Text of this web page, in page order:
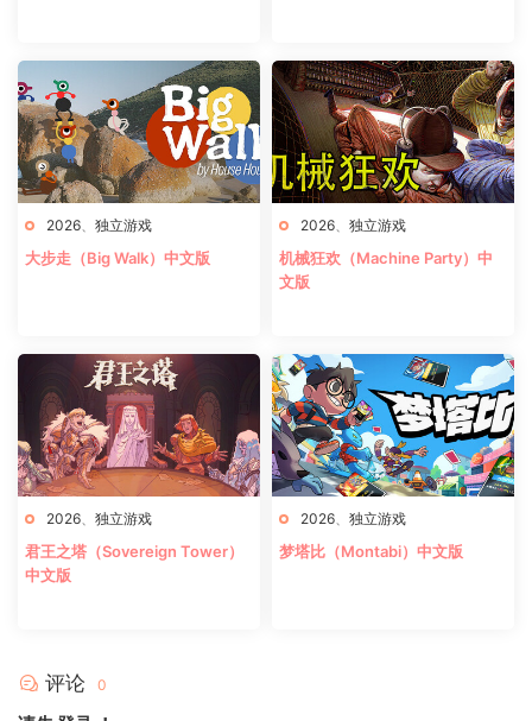
2026 独立游戏
大步走（Big Walk）中文版
2026 独立游戏
机械狂欢（Machine Party）中
文版
2026 独立游戏
君王之塔（Sovereign Tower）
中文版
2026 独立游戏
梦塔比（Montabi）中文版
评论 0